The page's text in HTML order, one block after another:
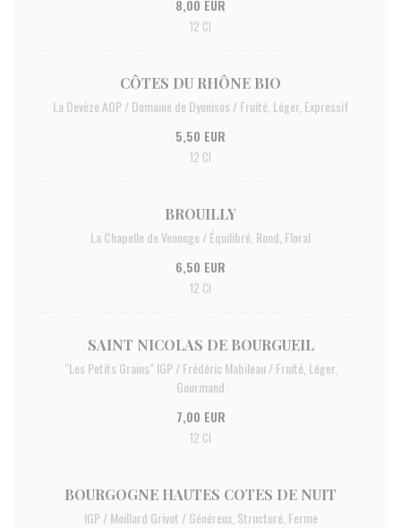
8,00 EUR
12 Cl
CÔTES DU RHÔNE BIO
La Devèze AOP / Domaine de Dyonisos / Fruité, Léger, Expressif
5,50 EUR
12 Cl
BROUILLY
La Chapelle de Venonge / Équilibré, Rond, Floral
6,50 EUR
12 Cl
SAINT NICOLAS DE BOURGUEIL
"Les Petits Grains" IGP / Frédéric Mabileau / Fruité, Léger,
Gourmand
7,00 EUR
12 Cl
BOURGOGNE HAUTES COTES DE NUIT
IGP / Moillard Grivot / Généreux, Structuré, Ferme